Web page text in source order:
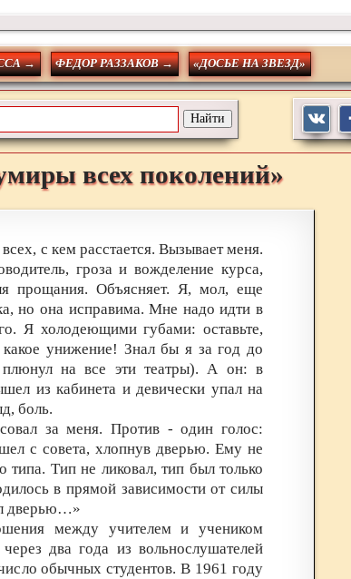
→ ФЕДОР РАЗЗАКОВ → «ДОСЬЕ НА ЗВЕЗД»
всех поколений»
с кем расстается. Вызывает меня.
гроза и вожделение курса,
прощания. Объясняет. Я, мол, еще
но она исправима. Мне надо идти в
Я холодеющими губами: оставьте,
унижение! Знал бы я за год до
на все эти театры). А он: в
из кабинета и девически упал на
боль.
за меня. Против - один голос:
с совета, хлопнув дверью. Ему не
типа. Тип не ликовал, тип был только
в прямой зависимости от силы
дверью…»
между учителем и учеником
два года из вольнослушателей
обычных студентов. В 1961 году